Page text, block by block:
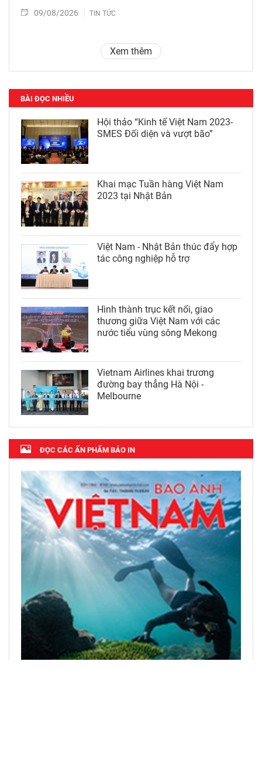
09/08/2026 TIN TỨC
Xem thêm
BÀI ĐỌC NHIỀU
Hội thảo “Kinh tế Việt Nam 2023-
SMES Đối diện và vượt bão”
Khai mạc Tuần hàng Việt Nam
2023 tại Nhật Bản
Việt Nam - Nhật Bản thúc đẩy hợp
tác công nghiệp hỗ trợ
Hình thành trục kết nối, giao
thương giữa Việt Nam với các
nước tiểu vùng sông Mekong
Vietnam Airlines khai trương
đường bay thẳng Hà Nội -
Melbourne
ĐỌC CÁC ẤN PHẨM BÁO IN